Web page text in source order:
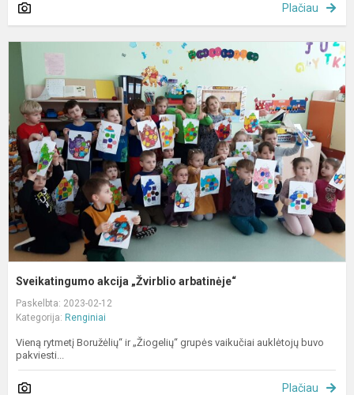
Plačiau
Sveikatingumo akcija „Žvirblio arbatinėje“
Paskelbta: 2023-02-12
Kategorija: Renginiai
Vieną rytmetį Boružėlių“ ir „Žiogelių“ grupės vaikučiai auklėtojų buvo
pakviesti...
Plačiau